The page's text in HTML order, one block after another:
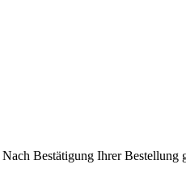
Nach Bestätigung Ihrer Bestellung